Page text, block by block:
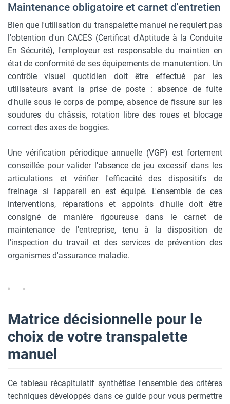
Maintenance obligatoire et carnet d'entretien
Bien que l'utilisation du transpalette manuel ne requiert pas
l'obtention d'un CACES (Certificat d'Aptitude à la Conduite
En Sécurité), l'employeur est responsable du maintien en
état de conformité de ses équipements de manutention. Un
contrôle visuel quotidien doit être effectué par les
utilisateurs avant la prise de poste : absence de fuite
d'huile sous le corps de pompe, absence de fissure sur les
soudures du châssis, rotation libre des roues et blocage
correct des axes de boggies.
Une vérification périodique annuelle (VGP) est fortement
conseillée pour valider l'absence de jeu excessif dans les
articulations et vérifier l'efficacité des dispositifs de
freinage si l'appareil en est équipé. L'ensemble de ces
interventions, réparations et appoints d'huile doit être
consigné de manière rigoureuse dans le carnet de
maintenance de l'entreprise, tenu à la disposition de
l'inspection du travail et des services de prévention des
organismes d'assurance maladie.
Matrice décisionnelle pour le
choix de votre transpalette
manuel
Ce tableau récapitulatif synthétise l'ensemble des critères
techniques développés dans ce guide pour vous permettre